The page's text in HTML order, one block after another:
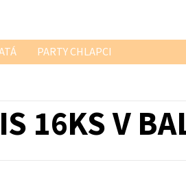
PARTY CHLAPCI
16KS V